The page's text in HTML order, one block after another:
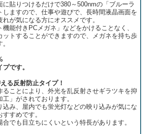
に貼りつけるだけで380～500nmの「ブルーラ
しますので、仕事や遊びで、長時間液晶画面を
が気になる方にオススメです。
機能付きPCメガネ」などをかけることなく、
ットすることができますので、メガネを持ち歩
です。
る反射防止タイプ！
ることにより、外光を乱反射させギラツキを抑
」がされております。
込み、屋内でも蛍光灯などの映り込みが気にな
すめです。
でも目立ちにくいという特長があります。